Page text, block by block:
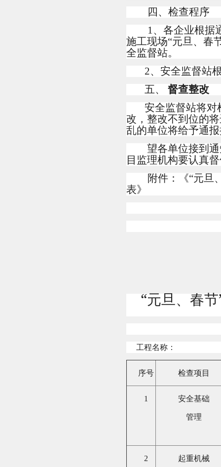
四、检查程序
1、各企业根据
施工现场“元旦、春
全监督站。
2、安全监督站
五、
督查整改
安全监督站将对
改，整改不到位的
乱的单位将给予通
望各单位接到
目监理机构要认真
附件：《“元旦
表》
“元旦、春
工程名称：
序号 检查项目
1 安全基础
管理
2 起重机械